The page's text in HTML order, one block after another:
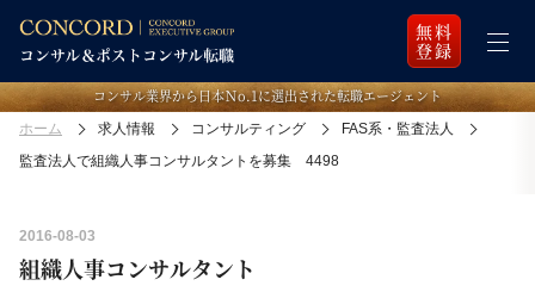
無料
登録
コンサル業界から日本Ｎo.1に選出された転職エージェント
ホーム 求人情報 コンサルティング
FAS系・監査法人
監査法人で組織人事コンサルタントを募集 4498
2016-08-03
組織人事コンサルタント